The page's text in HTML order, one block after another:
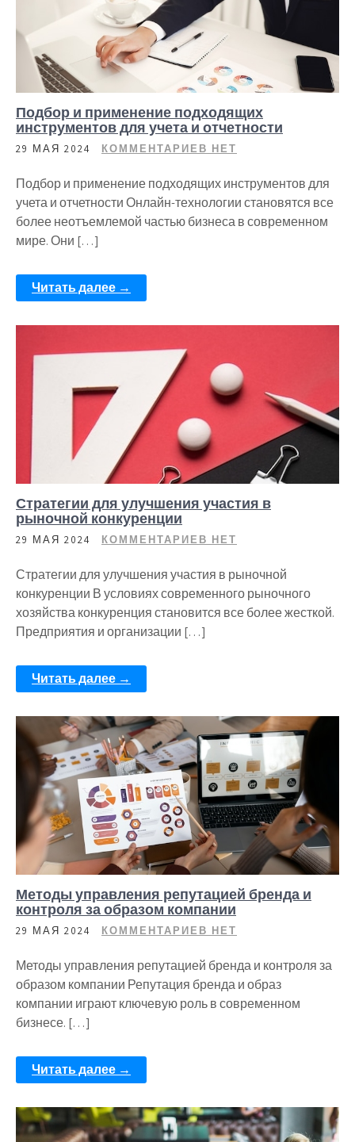
Подбор и применение подходящих
инструментов для учета и отчетности
29 МАЯ 2024 КОММЕНТАРИЕВ НЕТ
Подбор и применение подходящих инструментов для
учета и отчетности Онлайн-технологии становятся все
более неотъемлемой частью бизнеса в современном
мире. Они […]
Читать далее →
Стратегии для улучшения участия в
рыночной конкуренции
29 МАЯ 2024 КОММЕНТАРИЕВ НЕТ
Стратегии для улучшения участия в рыночной
конкуренции В условиях современного рыночного
хозяйства конкуренция становится все более жесткой.
Предприятия и организации […]
Читать далее →
Методы управления репутацией бренда и
контроля за образом компании
29 МАЯ 2024 КОММЕНТАРИЕВ НЕТ
Методы управления репутацией бренда и контроля за
образом компании Репутация бренда и образ
компании играют ключевую роль в современном
бизнесе. […]
Читать далее →